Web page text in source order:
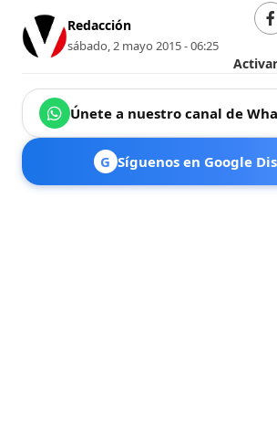
Redacción
sábado, 2 mayo 2015 - 06:25
Únete a nuestro canal de
G Síguenos en Google